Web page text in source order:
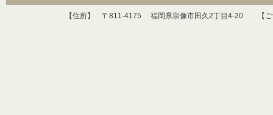
【住所】 〒 811-4175 福岡県宗像市田久2丁目 4-20 【ご